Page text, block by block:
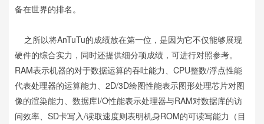
备在世界的排名。
之所以将AnTuTu的成绩放在第一位，是因为它不仅能够展现
硬件的综合实力，同时还提供细分项成绩，可进行对照参考。
RAM表示机器的对于数据运算的吞吐能力、CPU整数/浮点性能
代表处理器的运算能力、2D/3D绘图性能表示图形处理芯片对图
像的渲染能力、数据库I/O性能表示处理器与RAM对数据库的访
问效率、SD卡写入/读取速度则表明机身ROM的可读写能力（目